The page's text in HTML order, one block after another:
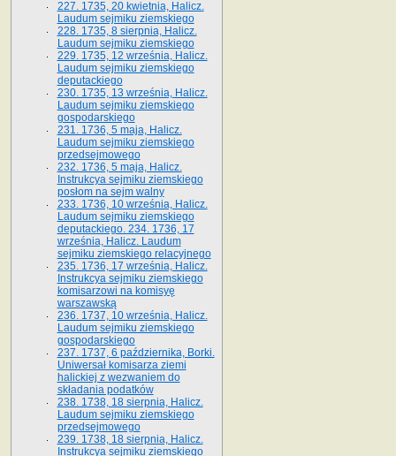
227. 1735, 20 kwietnia, Halicz.
Laudum sejmiku ziemskiego
228. 1735, 8 sierpnia, Halicz.
Laudum sejmiku ziemskiego
229. 1735, 12 września, Halicz.
Laudum sejmiku ziemskiego
deputackiego
230. 1735, 13 września, Halicz.
Laudum sejmiku ziemskiego
gospodarskiego
231. 1736, 5 maja, Halicz.
Laudum sejmiku ziemskiego
przedsejmowego
232. 1736, 5 maja, Halicz.
Instrukcya sejmiku ziemskiego
posłom na sejm walny
233. 1736, 10 września, Halicz.
Laudum sejmiku ziemskiego
deputackiego. 234. 1736, 17
września, Halicz. Laudum
sejmiku ziemskiego relacyjnego
235. 1736, 17 września, Halicz.
Instrukcya sejmiku ziemskiego
komisarzowi na komisyę
warszawską
236. 1737, 10 września, Halicz.
Laudum sejmiku ziemskiego
gospodarskiego
237. 1737, 6 października, Borki.
Uniwersał komisarza ziemi
halickiej z wezwaniem do
składania podatków
238. 1738, 18 sierpnia, Halicz.
Laudum sejmiku ziemskiego
przedsejmowego
239. 1738, 18 sierpnia, Halicz.
Instrukcya sejmiku ziemskiego